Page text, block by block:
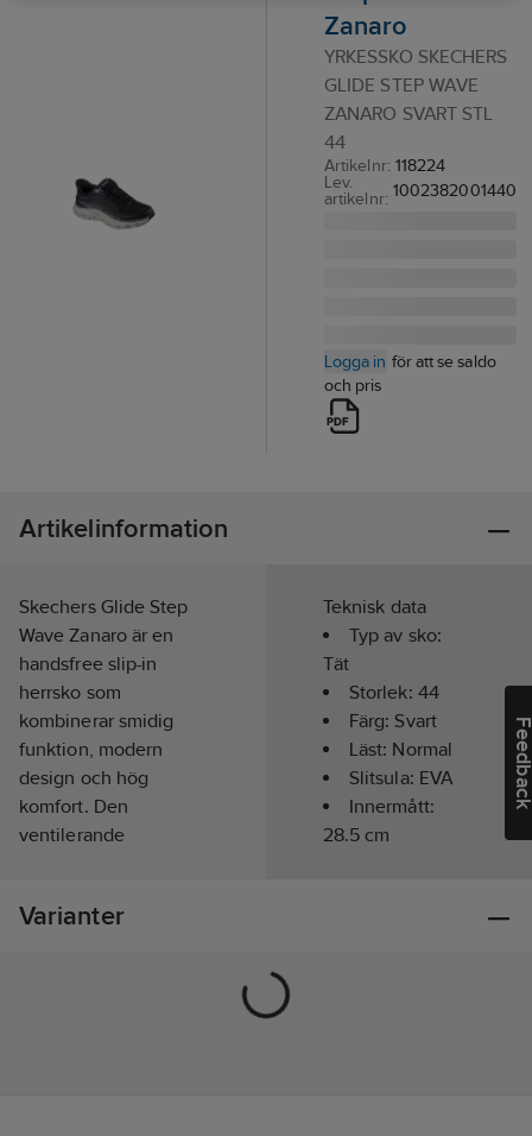
Zanaro
YRKESSKO SKECHERS
GLIDE STEP WAVE
ZANARO SVART STL
44
Artikelnr: 118224
Lev.
artikelnr: 1002382001440
Logga in för att se saldo
och pris
Artikelinformation
Skechers Glide Step
Wave Zanaro är en
handsfree slip-in
herrsko som
kombinerar smidig
funktion, modern
design och hög
komfort. Den
ventilerande
passform, medan Air-
Teknisk data
Typ av sko:
Tät
Storlek: 44
Färg:Svart
Läst: Normal
Slitsula: EVA
Innermått:
28.5 cm
Varianter